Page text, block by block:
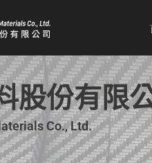
股份有限
Co., Ltd.